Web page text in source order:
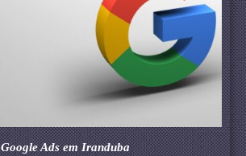
Google Ads em Iranduba